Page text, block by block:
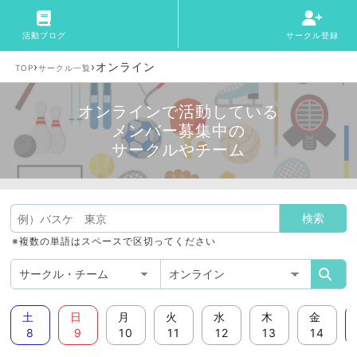
活動ブログ サークル登録
TOP›サークル一覧 ›オンライン
オンラインで活動している
メンバー募集中の
サークルやチーム
※複数の単語はスペースで区切ってください
土
8
日
9
月
10
火
11
水
12
木
13
金
14